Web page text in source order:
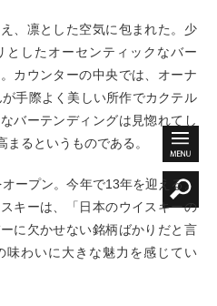
、凛とした空気に包まれた。少
としたオーセンティックなバー
カウンターの中央では、オーナ
手際よく美しい所作でカクテル
バーテンディングは見惚れてし
まるというものである。
ープン。今年で13年を迎える。
キーは、「日本のウイスキーの
に欠かせない銘柄ばかりだと言
味わいに大きな魅力を感じてい